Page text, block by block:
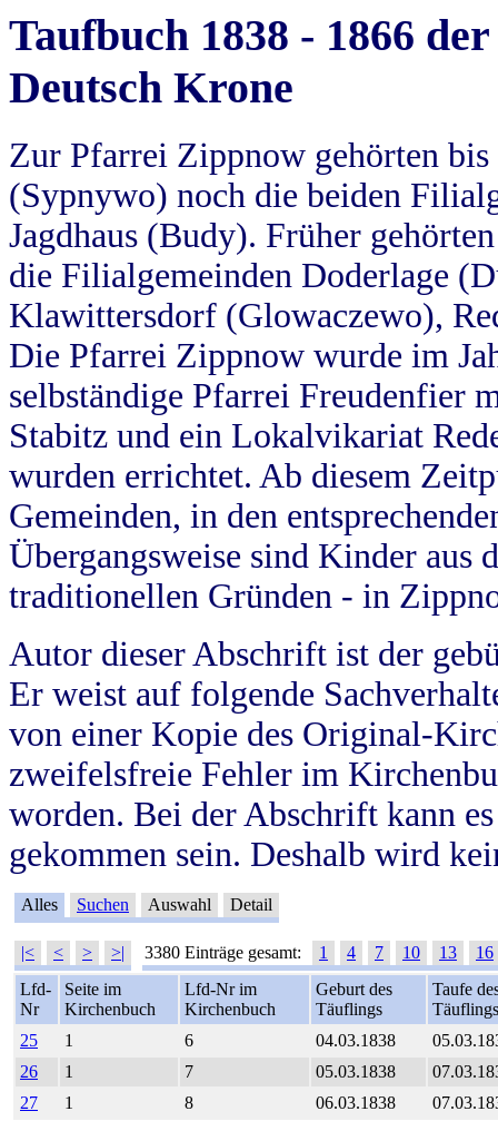
Taufbuch 1838 - 1866
Deutsch Krone
Zur Pfarrei Zippnow gehörten
(Sypnywo) noch die beiden
Jagdhaus (Budy). Früher
die Filialgemeinden Doderlage
Klawittersdorf (Glowaczewo),
Die Pfarrei Zippnow wurde im
selbständige Pfarrei Freudenfier
Stabitz und ein Lokalvikariat
wurden errichtet. Ab diesem
Gemeinden, in den
Übergangsweise sind Kinder aus
traditionellen Gründen - in
Autor dieser Abschrift ist der
Er weist auf folgende
von einer Kopie des Original-
zweifelsfreie Fehler im
worden. Bei der Abschrift kann
gekommen sein. Deshalb wird
Alles Suchen Auswahl Detail
|< < > >| 3380 Einträge gesamt: 1 4 7 10 13
16
Lfd-
Nr
Seite im
Kirchenbuch
Lfd-Nr im
Kirchenbuch
Geburt des
Täuflings
Taufe
Täuflings
25
1 6 04.03.1838
26
1 7 05.03.1838
27
1 8 06.03.1838